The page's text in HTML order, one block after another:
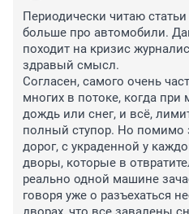
Периодически читаю статьи
больше про автомобили.
походит на кризис
здравый смысл.
Согласен, самого очень
многих в потоке, когда при
дождь или снег, и всё,
полный ступор. Но помимо
дорог, с украденной у
дворы, которые в
реально одной машине
говоря уже о разъехаться